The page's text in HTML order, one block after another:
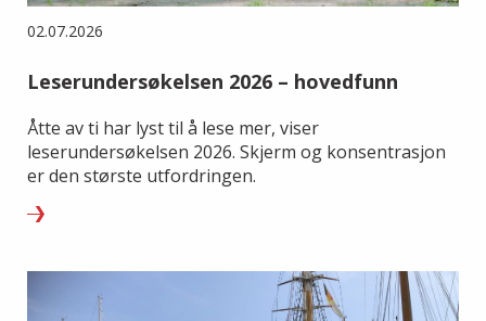
02.07.2026
Leserundersøkelsen 2026 – hovedfunn
Åtte av ti har lyst til å lese mer, viser
leserundersøkelsen 2026. Skjerm og konsentrasjon
er den største utfordringen.